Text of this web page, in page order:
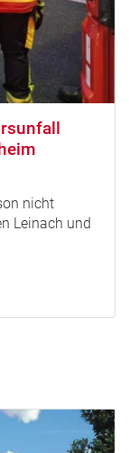
nicht
Leinach und